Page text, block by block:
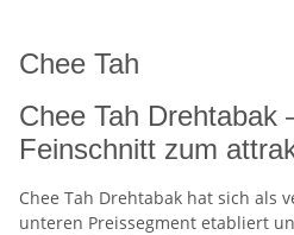
Chee Tah
Chee Tah Drehtabak
Feinschnitt zum
Chee Tah Drehtabak hat sich als
unteren Preissegment etabliert